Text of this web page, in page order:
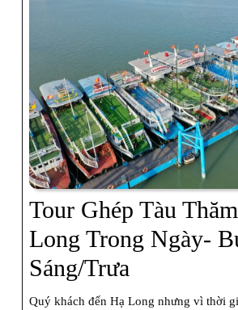
Túc
Tour Ghép Tàu
Long Trong Ngày-
Sáng/trưa
Ghép
Quý khách đến Hạ Long nhưng vì thời